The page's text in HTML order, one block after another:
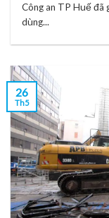
Công an TP Huế
dùng...
26
Th5